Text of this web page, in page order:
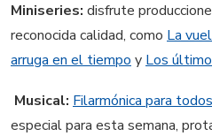
Miniseries: disfrute
reconocida calidad, como La
arruga en el tiempo y Los
Musical: Filarmónica para todos
especial para esta semana,